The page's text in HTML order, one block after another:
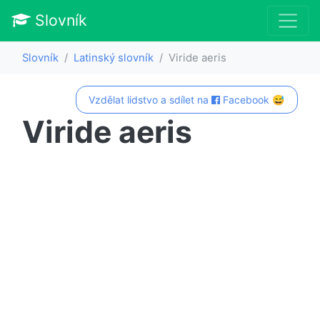
Slovník
Slovník Latinský slovník Viride aeris
Vzdělat lidstvo a sdílet na Facebook 😅
Viride aeris